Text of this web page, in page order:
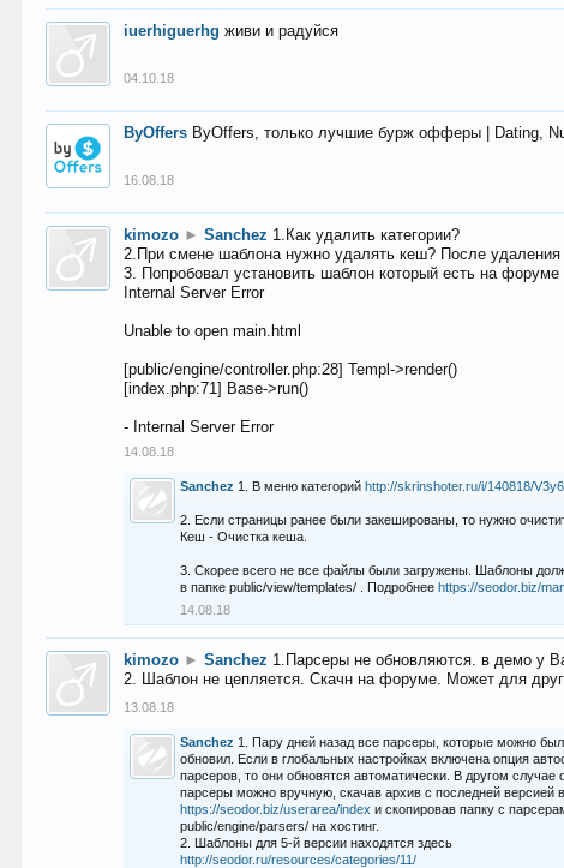
iuerhiguerhg живи и радуйся
04.10.18
ByOffers ByOffers, только лучшие бурж офферы | Dating,
16.08.18
kimozo ► Sanchez 1.Как удалить категории?
2.При смене шаблона нужно удалять кеш? После удаления
3. Попробовал установить шаблон который есть на
Internal Server Error
Unable to open main.html
[public/engine/controller.php:28] Templ->render()
[index.php:71] Base->run()
- Internal Server Error
14.08.18
Sanchez 1. В меню категорийhttp://skrinshoter.ru/i/140818/
2. Если страницы ранее были закешированы, то нужно
Кеш - Очистка кеша.
3. Скорее всего не все файлы были загружены. Шаблоны
в папке public/view/templates/ . Подробнееhttps://seodor.biz/
14.08.18
kimozo ► Sanchez 1.Парсеры не обновляются. в демо у
2. Шаблон не цепляется. Скачн на форуме. Может для
13.08.18
Sanchez 1. Пару дней назад все парсеры, которые можно
обновил. Если в глобальных настройках включена опция
парсеров, то они обновятся автоматически. В другом случае
парсеры можно вручную, скачав архив с последней версией
https://seodor.biz/userarea/index и скопировав папку с
public/engine/parsers/ на хостинг.
2. Шаблоны для 5-й версии находятся здесь
http://seodor.ru/resources/categories/11/